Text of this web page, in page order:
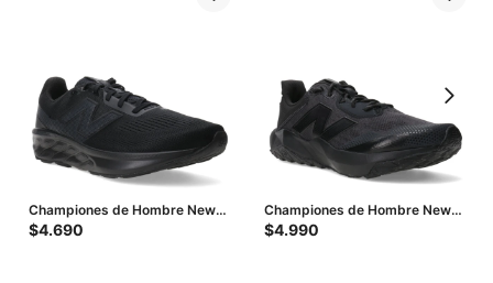
Championes de Hombre New
Balance 520 - Negro
$4.690
Championes de Hombre New
Balance Life Style Nitrel -
$4.990